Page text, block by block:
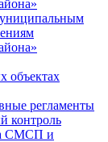
объектах
регламенты
контроль
СМСП и